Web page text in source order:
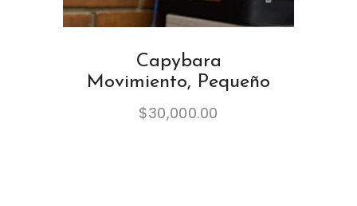
Capybara
Movimiento, Pequeño
$30,000.00